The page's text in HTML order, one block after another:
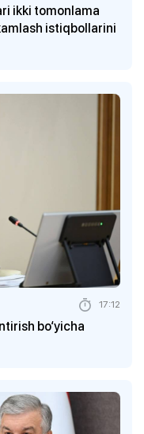
ikki tomonlama
istiqbollarini
bo‘yicha
17:12